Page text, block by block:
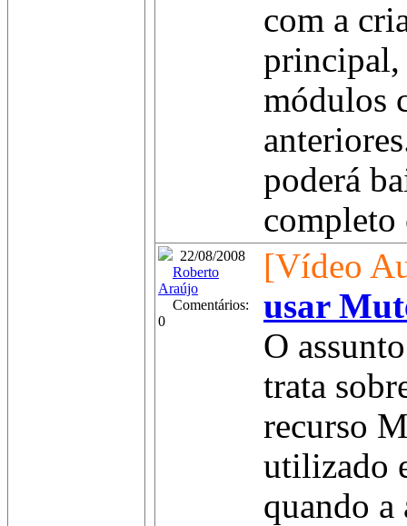
com a
principal,
módulos
poderá
completo
22/08/2008
Roberto
Araújo
Comentários:
0
[Vídeo
usar
O
trata
recurso
utilizado
quando